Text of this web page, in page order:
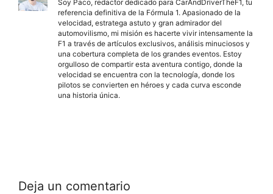
Soy Paco, redactor dedicado para CarAndDriverTheF1, tu
referencia definitiva de la Fórmula 1. Apasionado de la
velocidad, estratega astuto y gran admirador del
automovilismo, mi misión es hacerte vivir intensamente la
F1 a través de artículos exclusivos, análisis minuciosos y
una cobertura completa de los grandes eventos. Estoy
orgulloso de compartir esta aventura contigo, donde la
velocidad se encuentra con la tecnología, donde los
pilotos se convierten en héroes y cada curva esconde
una historia única.
Deja un comentario